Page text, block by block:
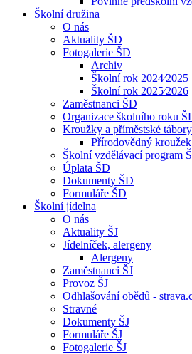
Školní družina
O nás
Aktuality ŠD
Fotogalerie ŠD
Archiv
Školní rok 2024⁄2025
Školní rok 2025⁄2026
Zaměstnanci ŠD
Organizace školního roku
Kroužky a příměstské tábory
Přírodovědný kroužek
Školní vzdělávací program
Úplata ŠD
Dokumenty ŠD
Formuláře ŠD
Školní jídelna
O nás
Aktuality ŠJ
Jídelníček, alergeny
Alergeny
Zaměstnanci ŠJ
Provoz ŠJ
Odhlašování obědů -
Stravné
Dokumenty ŠJ
Formuláře ŠJ
Fotogalerie ŠJ